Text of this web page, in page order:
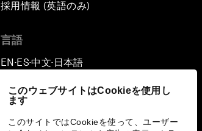
このウェブサイトはCookieを使用し
ます
このサイトではCookieを使って、ユーザー
採用情報 (英語のみ)
言語
EN ▪ES▪中文▪ 日本語